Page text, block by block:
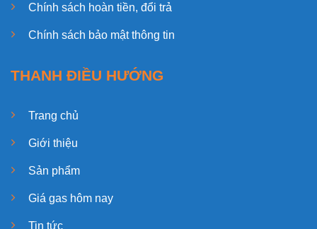
Chính sách hoàn tiền, đổi trả
Chính sách bảo mật thông tin
THANH ĐIỀU HƯỚNG
Trang chủ
Giới thiệu
Sản phẩm
Giá gas hôm nay
Tin tức